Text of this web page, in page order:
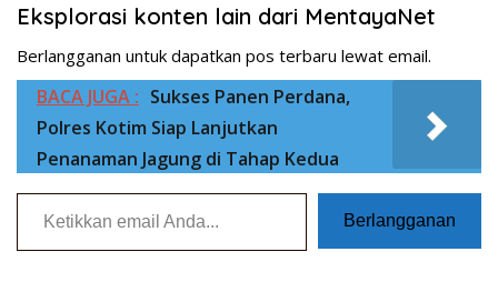
Eksplorasi konten lain dari MentayaNet
Berlangganan untuk dapatkan pos terbaru lewat email.
BACA JUGA : Sukses Panen Perdana,
Polres Kotim Siap Lanjutkan
Penanaman Jagung di Tahap Kedua
Ketikkan email Anda...
Berlangganan